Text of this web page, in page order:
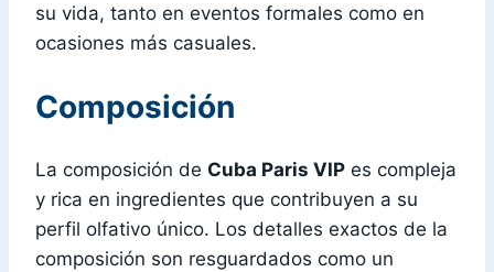
su vida, tanto en eventos formales como en
ocasiones más casuales.
Composición
La composición de Cuba Paris VIP es compleja
y rica en ingredientes que contribuyen a su
perfil olfativo único. Los detalles exactos de la
composición son resguardados como un